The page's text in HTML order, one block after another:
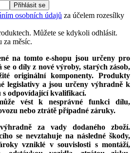
Přihlásit se
osobních údajů za účelem rozesílky
Můžete se kdykoli odhlásit.
za měsíc.
na tomto e-shopu jsou určeny pro
o díly z nové výroby, starých zásob,
originální komponenty. Produkty
legislativy a jsou určeny výhradně k
s odpovídající kvalifikací.
vést k nesprávné funkci dílu,
nebo ztrátě případné záruky.
za vady dodaného zboží.
se nevztahuje na následné škody,
vzniklé v souvislosti s montáží,